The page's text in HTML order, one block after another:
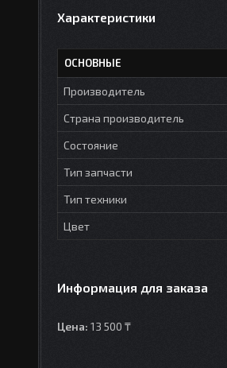
Характеристики
ОСНОВНЫЕ
Производитель
Страна производитель
Состояние
Тип запчасти
Тип техники
Цвет
Информация для заказа
Цена: 13 500 ₸